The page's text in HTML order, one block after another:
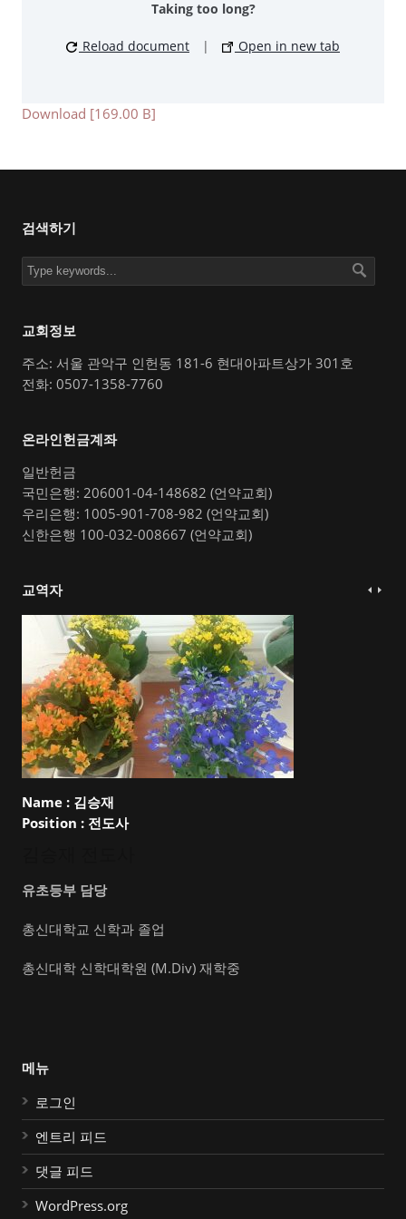
Taking too long?
Reload document | Open in new tab
Download [169.00 B]
검색하기
교회정보
주소: 서울 관악구 인헌동 181-6 현대아파트상가 301호
전화: 0507-1358-7760
온라인헌금계좌
일반헌금
국민은행: 206001-04-148682 (언약교회)
우리은행: 1005-901-708-982 (언약교회)
신한은행 100-032-008667 (언약교회)
교역자
Name : 김승재
Position : 전도사
유초등부 담당
총신대학교 신학과 졸업
총신대학 신학대학원 (M.Div) 재학중
메뉴
로그인
엔트리 피드
댓글 피드
WordPress.org